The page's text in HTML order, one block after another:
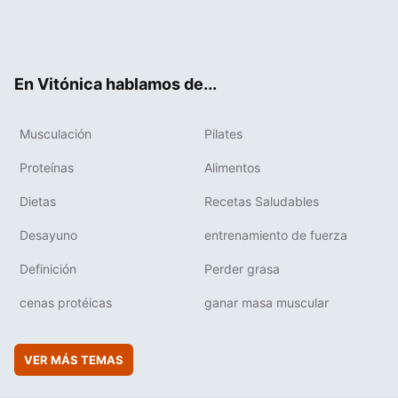
En Vitónica hablamos de...
Musculación Pilates
Proteínas Alimentos
Dietas Recetas Saludables
Desayuno entrenamiento de fuerza
Definición Perder grasa
cenas protéicas ganar masa muscular
VER MÁS TEMAS